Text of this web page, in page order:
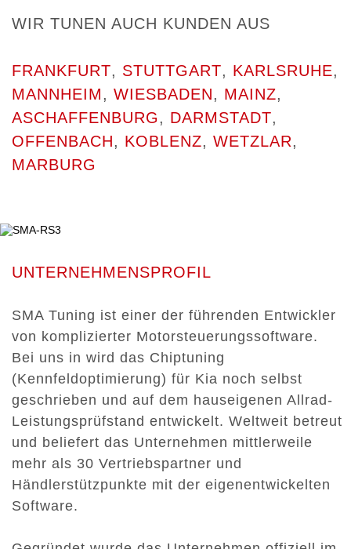
WIR TUNEN AUCH KUNDEN AUS
FRANKFURT, STUTTGART, KARLSRUHE,
MANNHEIM, WIESBADEN, MAINZ,
ASCHAFFENBURG, DARMSTADT,
OFFENBACH, KOBLENZ, WETZLAR,
MARBURG
UNTERNEHMENSPROFIL
SMA Tuning ist einer der führenden Entwickler
von komplizierter Motorsteuerungssoftware.
Bei uns in wird das Chiptuning
(Kennfeldoptimierung) für Kia noch selbst
geschrieben und auf dem hauseigenen Allrad-
Leistungsprüfstand entwickelt. Weltweit betreut
und beliefert das Unternehmen mittlerweile
mehr als 30 Vertriebspartner und
Händlerstützpunkte mit der eigenentwickelten
Software.